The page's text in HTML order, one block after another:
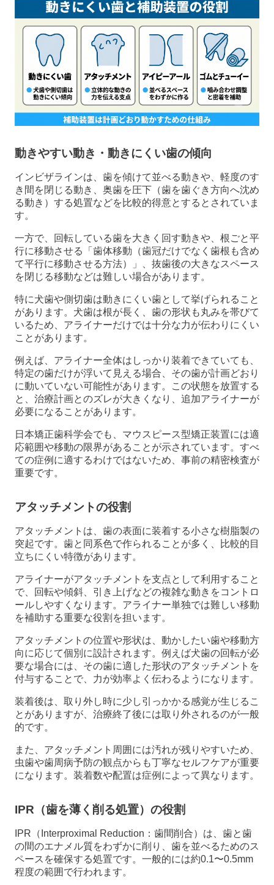
動きやすい動き・動きにくい歯の傾向
インビザラインは、歯を傾けて並べる動きや、軽度のす
き間を閉じる動き、奥歯を圧下（歯を歯ぐき方向へ沈め
る動き）する処置などを比較的得意とするとされていま
す。
一方で、回転している歯を大きく回す動きや、根ごと平
行に移動させる「歯体移動（歯冠だけでなく歯根も含め
て平行に移動させる方法）」、抜歯後の大きなスペース
を閉じる移動などは難しい場合があります。
特に犬歯や側切歯は動きにくい歯として挙げられること
があります。犬歯は根が長く、歯の形状も丸みを帯びて
いるため、アライナーだけでは十分な力が伝わりにくい
ことがあります。
例えば、アライナー全体はしっかり装着できていても、
特定の歯だけが浮いて見える場合、その歯が計画どおり
に動いていない可能性があります。この状態を放置する
と、治療計画とのズレが大きくなり、追加アライナーが
必要になることがあります。
日本矯正歯科学会でも、マウスピース型矯正装置には適
応範囲や移動の限界があることが示されています。すべ
ての症例に適するわけではないため、事前の精密検査が
重要です。
アタッチメントの役割
アタッチメントは、歯の表面に装着する小さな樹脂製の
突起です。歯と同系色で作られることが多く、比較的目
立ちにくい特徴があります。
アライナーがアタッチメントを支点として利用すること
で、回転や傾斜、引き上げなどの複雑な動きをコントロ
ールしやすくなります。アライナー単独では難しい移動
を補助する重要な役割を担います。
アタッチメントの位置や形状は、動かしたい歯や移動方
向に応じて個別に設計されます。例えば犬歯の回転が必
要な場合には、その歯に適した形状のアタッチメントを
付与することで、力が効率よく伝わるようになります。
装着後は、取り外し時に少し引っかかる感覚が生じるこ
とがありますが、治療終了後には取り外されるのが一般
的です。
また、アタッチメント周囲には汚れが残りやすいため、
虫歯や歯周病予防の観点からも丁寧なセルフケアが重要
になります。装着数や配置は症例によって異なります。
IPR（歯を薄く削る処置）の役割
IPR（Interproximal Reduction：歯間削合）は、歯と歯
の間のエナメル質をわずかに削り、歯を並べるためのス
ペースを確保する処置です。一般的には約0.1〜0.5mm
程度の範囲で行われます。